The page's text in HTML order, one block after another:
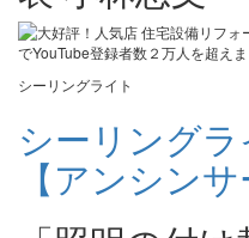
シーリングライト
シーリング
【アンシン